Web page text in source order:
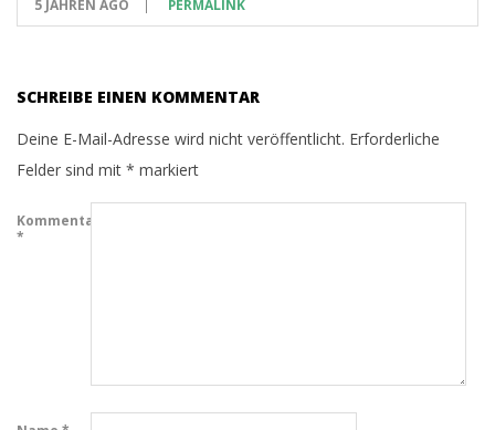
5 JAHREN AGO PERMALINK
SCHREIBE EINEN KOMMENTAR
Deine E-Mail-Adresse wird nicht veröffentlicht. Erforderliche
Felder sind mit * markiert
Kommentar
*